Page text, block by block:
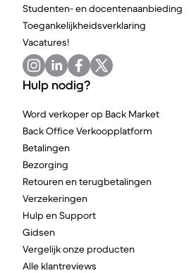
Studenten- en docentenaanbieding
Toegankelijkheidsverklaring
Vacatures!
Hulp nodig?
Word verkoper op Back Market
Back Office Verkoopplatform
Betalingen
Bezorging
Retouren en terugbetalingen
Verzekeringen
Hulp en Support
Gidsen
Vergelijk onze producten
Alle klantreviews